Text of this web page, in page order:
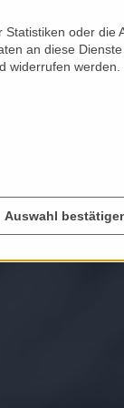
oder die
an diese
widerrufen werden.
Auswahl